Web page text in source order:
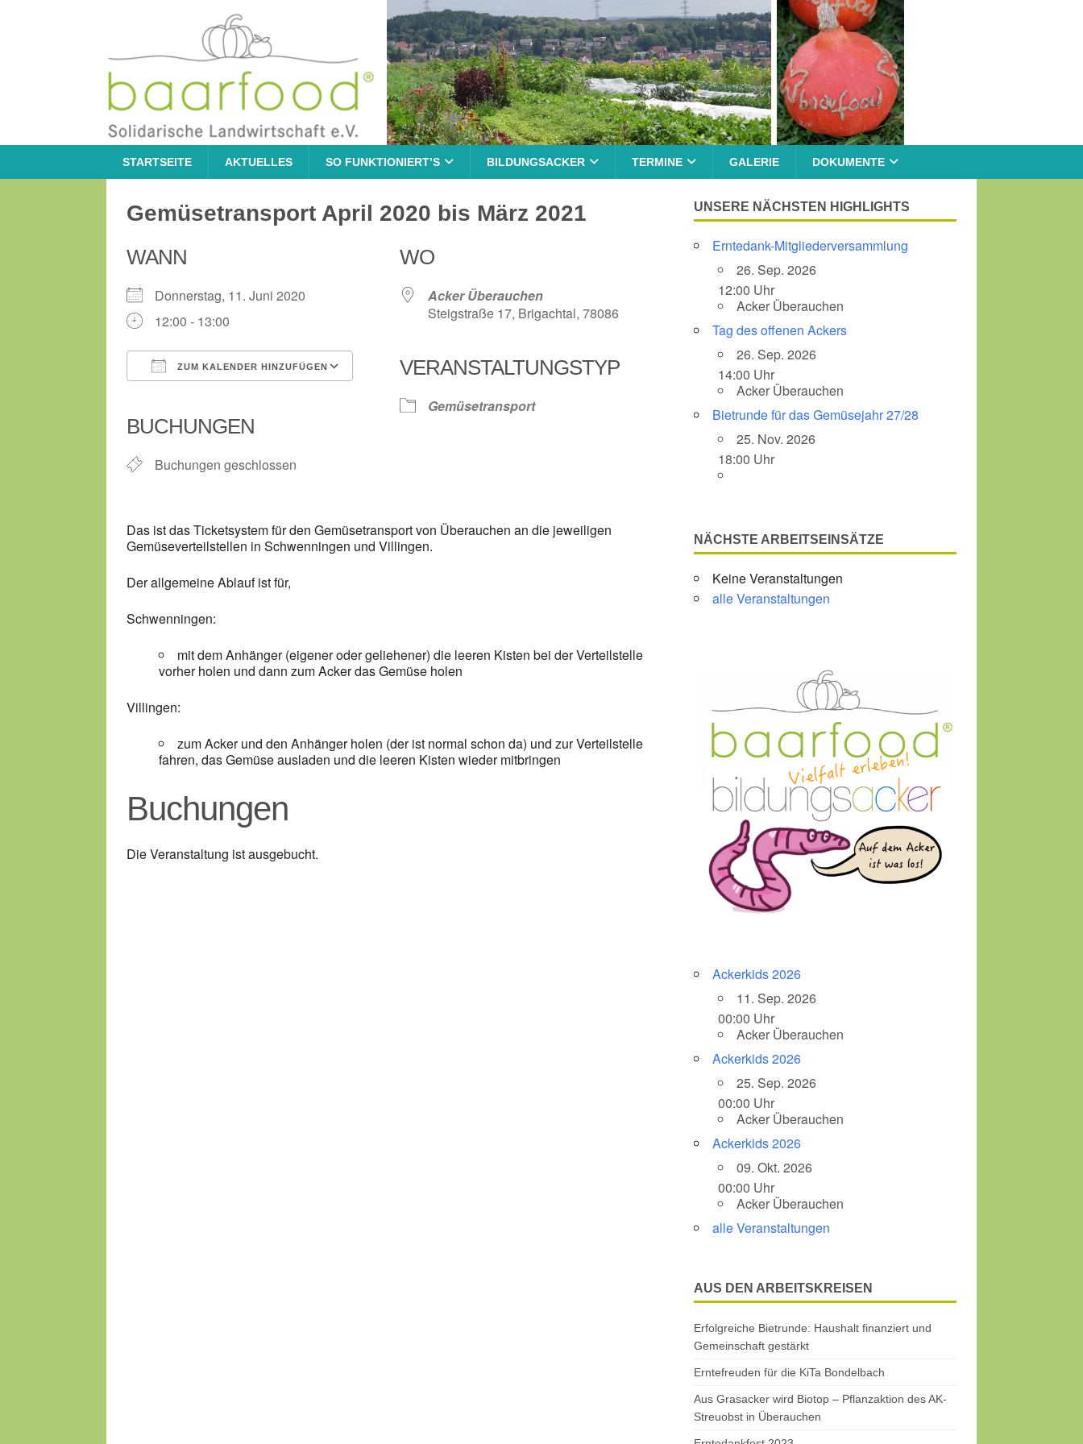
STARTSEITE AKTUELLES SO FUNKTIONIERT’S BILDUNGSACKER TERMINE GALERIE DOKUMENTE
Gemüsetransport April 2020 bis März 2021
WANN
Donnerstag, 11. Juni 2020
12:00 - 13:00
ZUM KALENDER HINZUFÜGEN
Google Kalender Office 365
BUCHUNGEN
Buchungen geschlossen
WO
Acker Überauchen
Steigstraße 17, Brigachtal, 78086
VERANSTALTUNGSTYP
Gemüsetransport
Das ist das Ticketsystem für den Gemüsetransport von Überauchen an die jeweiligen
Gemüseverteilstellen in Schwenningen und Villingen.
Der allgemeine Ablauf ist für,
Schwenningen:
mit dem Anhänger (eigener oder geliehener) die leeren Kisten bei der Verteilstelle
vorher holen und dann zum Acker das Gemüse holen
Villingen:
zum Acker und den Anhänger holen (der ist normal schon da) und zur Verteilstelle
fahren, das Gemüse ausladen und die leeren Kisten wieder mitbringen
Buchungen
Die Veranstaltung ist ausgebucht.
UNSERE NÄCHSTEN HIGHLIGHTS
Erntedank-Mitgliederversammlung
26. Sep. 2026
12:00 Uhr
Acker Überauchen
Tag des offenen Ackers
26. Sep. 2026
14:00 Uhr
Acker Überauchen
Bietrunde für das Gemüsejahr 27/28
25. Nov. 2026
18:00 Uhr
NÄCHSTE ARBEITSEINSÄTZE
Keine Veranstaltungen
alle Veranstaltungen
Ackerkids 2026
11. Sep. 2026
00:00 Uhr
Acker Überauchen
Ackerkids 2026
25. Sep. 2026
00:00 Uhr
Acker Überauchen
Ackerkids 2026
09. Okt. 2026
00:00 Uhr
Acker Überauchen
alle Veranstaltungen
AUS DEN ARBEITSKREISEN
Erfolgreiche Bietrunde: Haushalt finanziert und
Gemeinschaft gestärkt
Erntefreuden für die KiTa Bondelbach
Aus Grasacker wird Biotop – Pflanzaktion des AK-
Streuobst in Überauchen